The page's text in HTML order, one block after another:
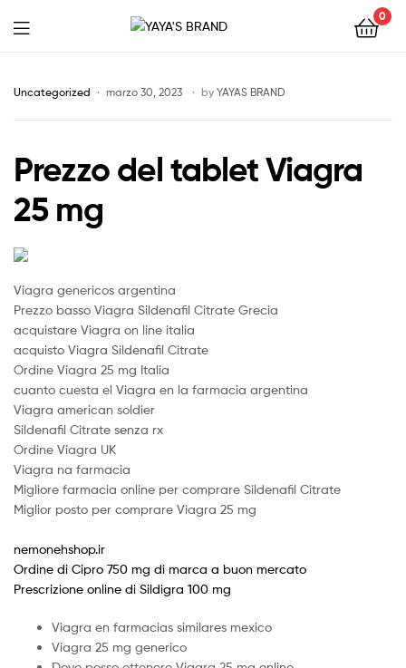
BRAND
0
Uncategorized marzo 30, 2023 by YAYAS BRAND
Prezzo del tablet Viagra
25 mg
Viagra genericos argentina
Prezzo basso Viagra Sildenafil Citrate Grecia
acquistare Viagra on line italia
acquisto Viagra Sildenafil Citrate
Ordine Viagra 25 mg Italia
cuanto cuesta el Viagra en la farmacia argentina
Viagra american soldier
Sildenafil Citrate senza rx
Ordine Viagra UK
Viagra na farmacia
Migliore farmacia online per comprare Sildenafil Citrate
Miglior posto per comprare Viagra 25 mg
nemonehshop.ir
Ordine di Cipro 750 mg di marca a buon mercato
Prescrizione online di Sildigra 100 mg
Viagra en farmacias similares mexico
Viagra 25 mg generico